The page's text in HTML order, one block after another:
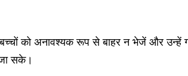
को अनावश्यक रूप से बाहर न भेजें और उन्हें
सके।